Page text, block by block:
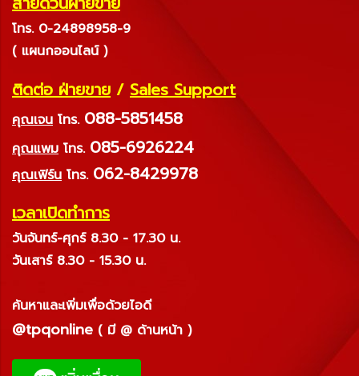
โทร. 0-24898958-9
( แผนกออนไลน์ )
ติดต่อ ฝ่ายขาย / Sales Support
คุณเจน โทร. 088-5851458
คุณแพม โทร. 085-6926224
คุณเฟิร์น โทร. 062-8429978
เวลาเปิดทำการ
วันจันทร์-ศุกร์ 8.30 - 17.30 น.
วันเสาร์ 8.30 - 15.30 น.
ค้นหาและเพิ่มเพื่อด้วยไอดี
@tpqonline ( มี @ ด้านหน้า )